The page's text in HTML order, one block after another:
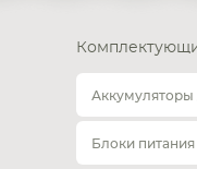
Аккумуляторы
Блоки